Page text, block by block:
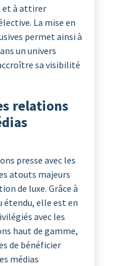
et à attirer
La mise en
permet ainsi à
un univers
sa visibilité
relations
presse avec les
atouts majeurs
de luxe. Grâce à
étendu, elle est en
avec les
haut de gamme,
de bénéficier
médias